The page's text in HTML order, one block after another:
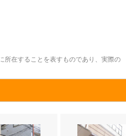
在することを表すものであり、実際の